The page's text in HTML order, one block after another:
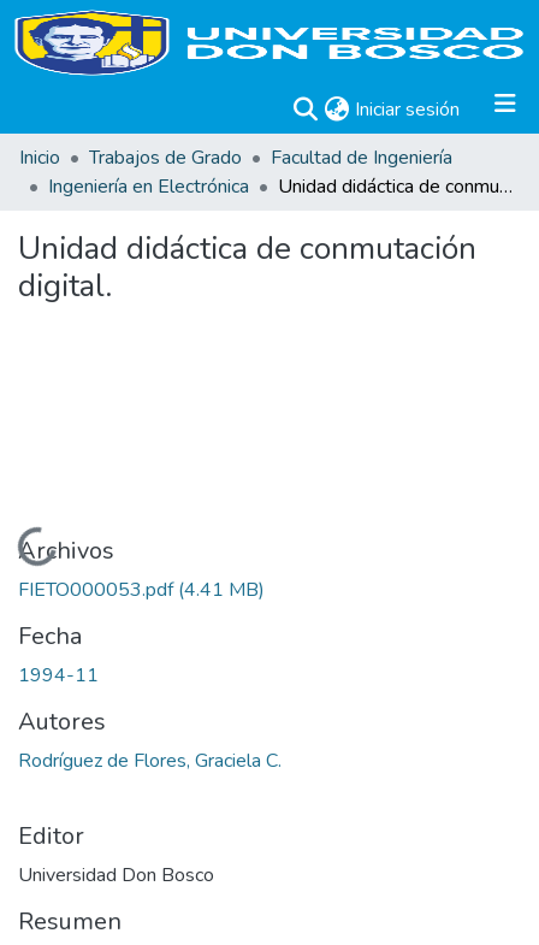
Iniciar sesión (current)
Inicio
Trabajos de Grado
Facultad de Ingeniería
Ingeniería en Electrónica
Unidad didáctica de conmutación digital.
Unidad didáctica de conmutación
digital.
Cargando...
Archivos
FIETO000053.pdf(4.41 MB)
Fecha
1994-11
Autores
Rodríguez de Flores, Graciela C.
Editor
Universidad Don Bosco
Resumen